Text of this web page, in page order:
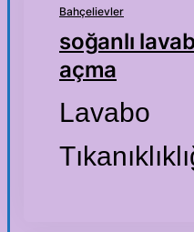
Bahçelievler
soğanlı
açma
Lavabo